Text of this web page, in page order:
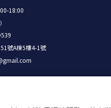
18:00
號A棟5樓4-1號